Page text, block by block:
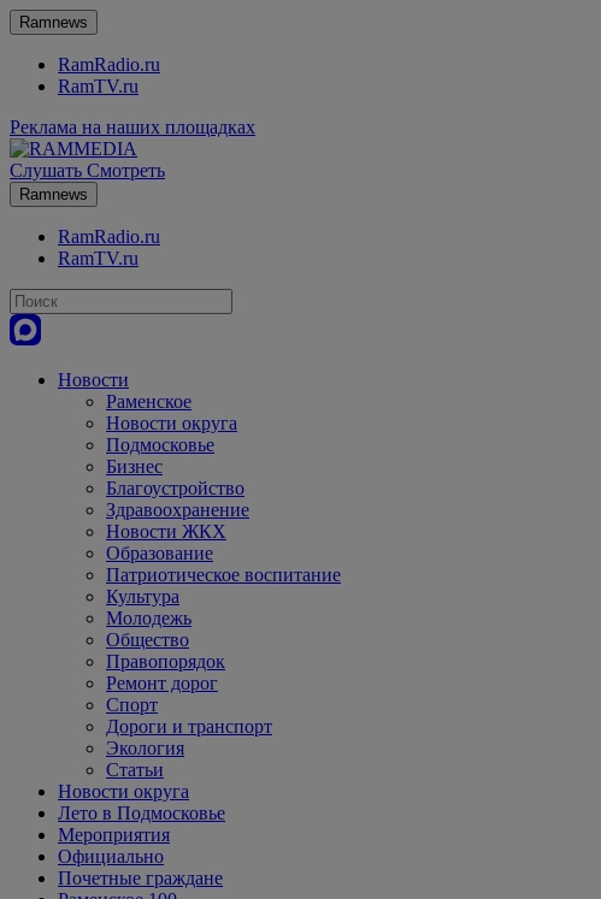
Ramnews
RamRadio.ru
RamTV.ru
Реклама на наших площадках
Слушать Смотреть
Ramnews
RamRadio.ru
RamTV.ru
Новости
Раменское
Новости округа
Подмосковье
Бизнес
Благоустройство
Здравоохранение
Новости ЖКХ
Образование
Патриотическое воспитание
Культура
Молодежь
Общество
Правопорядок
Ремонт дорог
Спорт
Дороги и транспорт
Экология
Статьи
Новости округа
Лето в Подмосковье
Мероприятия
Официально
Почетные граждане